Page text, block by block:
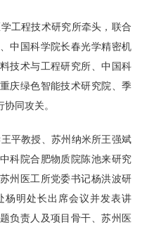
工程技术研究所牵头，联合
中国科学院长春光学精密机
技术与工程研究所、中国科
庆绿色智能技术研究院、季
同攻关。
平教授、苏州纳米所王强斌
科院合肥物质院陈池来研究
州医工所党委书记杨洪波研
杨明处长出席会议并发表讲
负责人及项目骨干、苏州医